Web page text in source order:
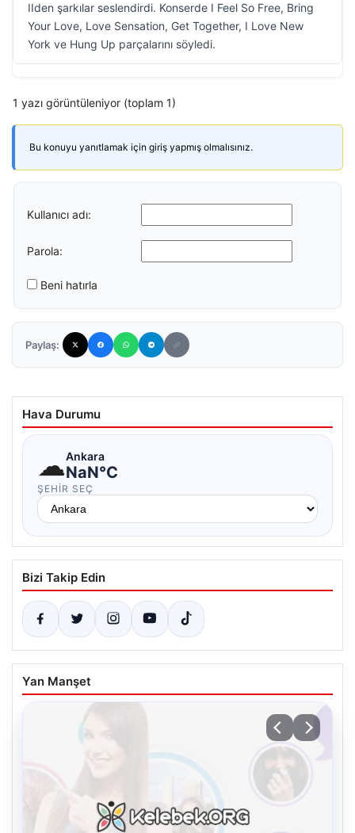
IIden şarkılar seslendirdi. Konserde I Feel So Free, Bring
Your Love, Love Sensation, Get Together, I Love New
York ve Hung Up parçalarını söyledi.
1 yazı görüntüleniyor (toplam 1)
Bu konuyu yanıtlamak için giriş yapmış olmalısınız.
Kullanıcı adı:
Parola:
Beni hatırla
Paylaş:
Hava Durumu
☁Ankara
NaN°C
ŞEHIR SEÇ
Bizi Takip Edin
Yan Manşet